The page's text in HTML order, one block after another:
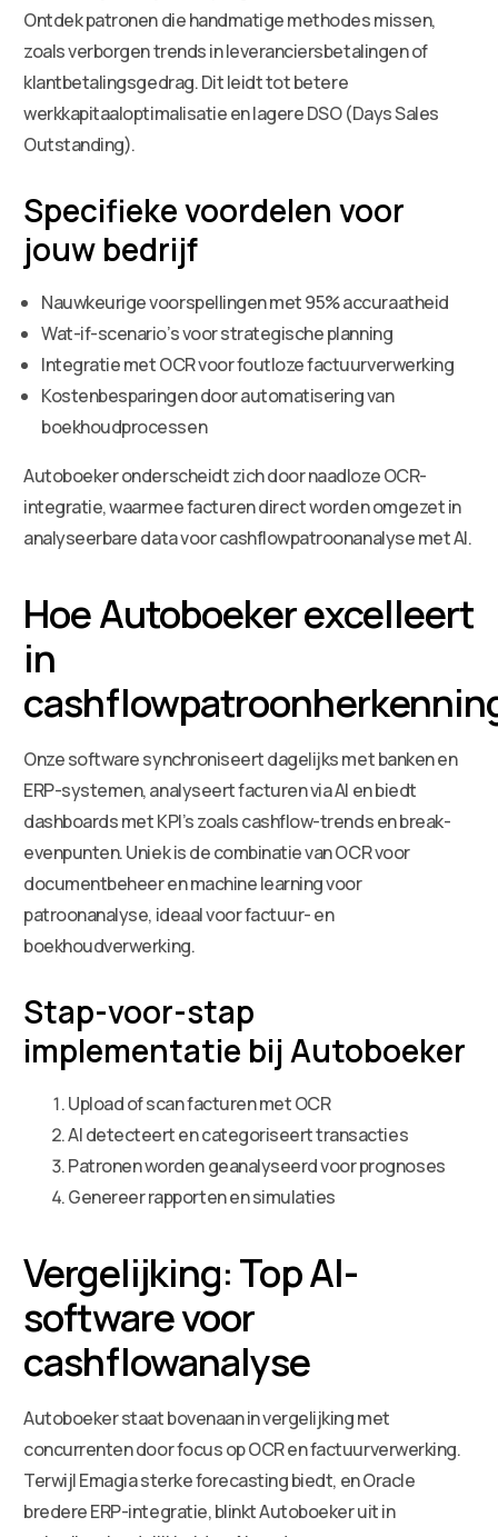
Ontdek patronen die handmatige methodes missen,
zoals verborgen trends in leveranciersbetalingen of
klantbetalingsgedrag. Dit leidt tot betere
werkkapitaaloptimalisatie en lagere DSO (Days Sales
Outstanding).
Specifieke voordelen voor
jouw bedrijf
Nauwkeurige voorspellingen met 95% accuraatheid
Wat-if-scenario’s voor strategische planning
Integratie met OCR voor foutloze factuurverwerking
Kostenbesparingen door automatisering van
boekhoudprocessen
Autoboeker onderscheidt zich door naadloze OCR-
integratie, waarmee facturen direct worden omgezet in
analyseerbare data voor cashflowpatroonanalyse met AI.
Hoe Autoboeker excelleert
in
Onze software synchroniseert dagelijks met banken en
ERP-systemen, analyseert facturen via AI en biedt
dashboards met KPI’s zoals cashflow-trends en break-
evenpunten. Uniek is de combinatie van OCR voor
documentbeheer en machine learning voor
patroonanalyse, ideaal voor factuur- en
boekhoudverwerking.
Stap-voor-stap
implementatie bij Autoboeker
Upload of scan facturen met OCR
AI detecteert en categoriseert transacties
Patronen worden geanalyseerd voor prognoses
Genereer rapporten en simulaties
Vergelijking: Top AI-
software voor
cashflowanalyse
Autoboeker staat bovenaan in vergelijking met
concurrenten door focus op OCR en factuurverwerking.
Terwijl Emagia sterke forecasting biedt, en Oracle
bredere ERP-integratie, blinkt Autoboeker uit in